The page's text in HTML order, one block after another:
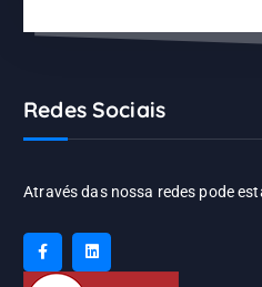
Redes Sociais
Através das nossa redes pode